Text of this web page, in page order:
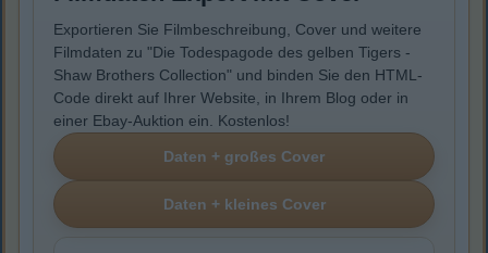
Exportieren Sie Filmbeschreibung, Cover und weitere
Filmdaten zu "Die Todespagode des gelben Tigers -
Shaw Brothers Collection" und binden Sie den HTML-
Code direkt auf Ihrer Website, in Ihrem Blog oder in
einer Ebay-Auktion ein. Kostenlos!